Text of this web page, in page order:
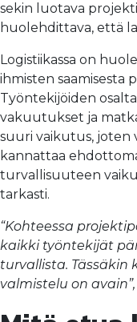
sekin luotava
huolehdittava, että
Logistiikassa on
ihmisten saamisesta
Työntekijöiden
vakuutukset ja
suuri vaikutus, joten
kannattaa
turvallisuuteen
tarkasti.
“Kohteessa
kaikki työntekijät
turvallista.
valmistelu on avain”,